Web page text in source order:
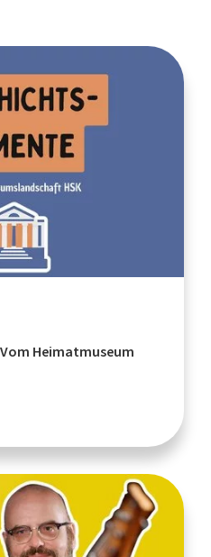
Heimatmuseum